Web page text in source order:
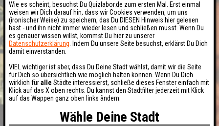
Wie es scheint, besuchst Du Quizlabor.de zum ersten Mal. Erst einmal
weisen wir Dich darauf hin, dass wir Cookies verwenden, um uns
(ironischer Weise) zu speichern, das Du DIESEN Hinweis hier gelesen
hast - und ihn nicht immer wieder lesen und schließen musst. Wenn Du
es genauer wissen willst, kommst Du hier zu unserer
Datenschutzerklärung . Indem Du unsere Seite besuchst, erklärst Du Dich
damit einverstanden.
VIEL wichtiger ist aber, dass Du Deine Stadt wählst, damit wir die Seite
für Dich so übersichtlich wie möglich halten können. Wenn Du Dich
wirklich füralle Städte interessierst, schließe dieses Fenster einfach mit
Klick auf das X oben rechts. Du kannst den Stadtfilter jederzeit mit Klick
auf das Wappen ganz oben links ändern:
Wähle Deine Stadt